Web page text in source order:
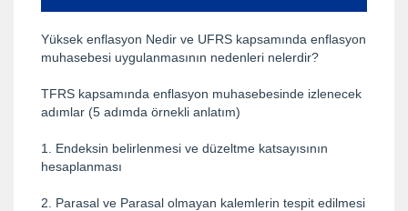
Yüksek enflasyon Nedir ve UFRS kapsamında enflasyon
muhasebesi uygulanmasının nedenleri nelerdir?
TFRS kapsamında enflasyon muhasebesinde izlenecek
adımlar (5 adımda örnekli anlatım)
1. Endeksin belirlenmesi ve düzeltme katsayısının
hesaplanması
2. Parasal ve Parasal olmayan kalemlerin tespit edilmesi